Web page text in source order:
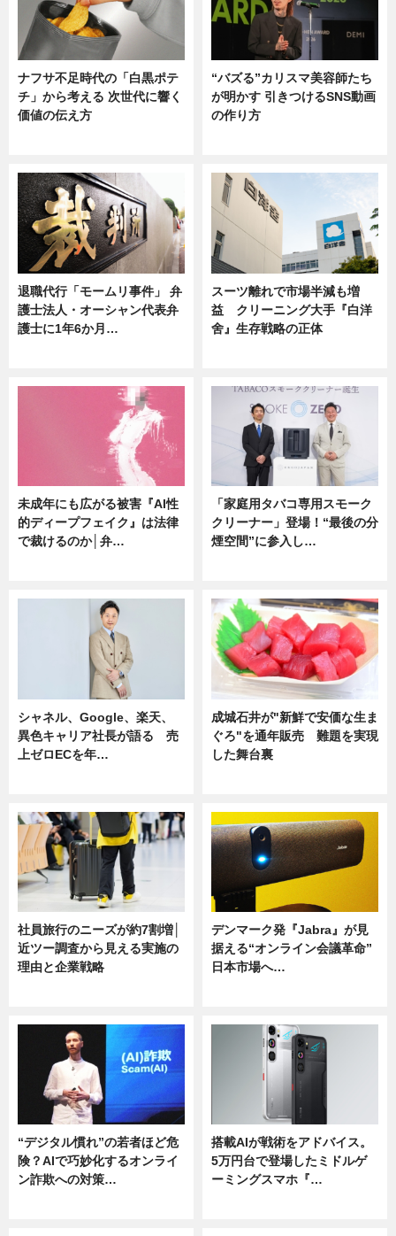
ナフサ不足時代の「白黒ポテ
チ」から考える 次世代に響く
価値の伝え方
“バズる”カリスマ美容師たち
が明かす 引きつけるSNS動画
の作り方
退職代行「モームリ事件」 弁
護士法人・オーシャン代表弁
護士に1年6か月…
スーツ離れで市場半減も増
益 クリーニング大手『白洋
舍』生存戦略の正体
未成年にも広がる被害『AI性
的ディープフェイク』は法律
で裁けるのか│弁…
「家庭用タバコ専用スモーク
クリーナー」登場！“最後の分
煙空間”に参入し…
シャネル、Google、楽天、
異色キャリア社長が語る 売
上ゼロECを年…
成城石井が"新鮮で安価な生ま
ぐろ"を通年販売 難題を実現
した舞台裏
社員旅行のニーズが約7割増│
近ツー調査から見える実施の
理由と企業戦略
デンマーク発『Jabra』が見
据える“オンライン会議革命”
日本市場へ…
“デジタル慣れ”の若者ほど危
険？AIで巧妙化するオンライ
ン詐欺への対策…
搭載AIが戦術をアドバイス。
5万円台で登場したミドルゲ
ーミングスマホ『…